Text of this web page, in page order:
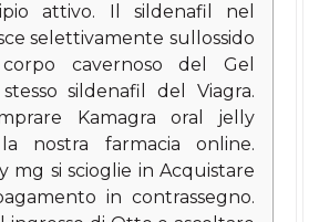
attivo. Il sildenafil nel
selettivamente sullossido
cavernoso del Gel
sildenafil del Viagra.
Kamagra oral jelly
nostra farmacia online.
mg si scioglie in Acquistare
in contrassegno.